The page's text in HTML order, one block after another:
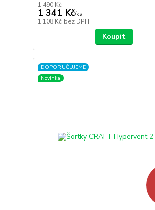
1 490 Kč
1 341 Kč/ks
1 108 Kč bez DPH
Koupit
DOPORUČUJEME
Novinka